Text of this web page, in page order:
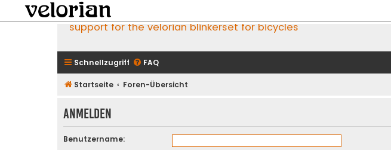
support for the velorian blinkerset for bicycles
Schnellzugriff FAQ
Startseite Foren-Übersicht
Anmelden
Benutzername: